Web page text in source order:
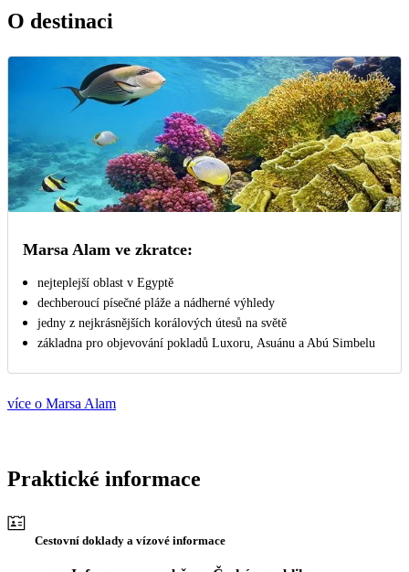
O destinaci
Marsa Alam ve zkratce:
nejteplejší oblast v Egyptě
dechberoucí písečné pláže a nádherné výhledy
jedny z nejkrásnějších korálových útesů na světě
základna pro objevování pokladů Luxoru, Asuánu a Abú Simbelu
více o Marsa Alam
Praktické informace
Cestovní doklady a vízové informace